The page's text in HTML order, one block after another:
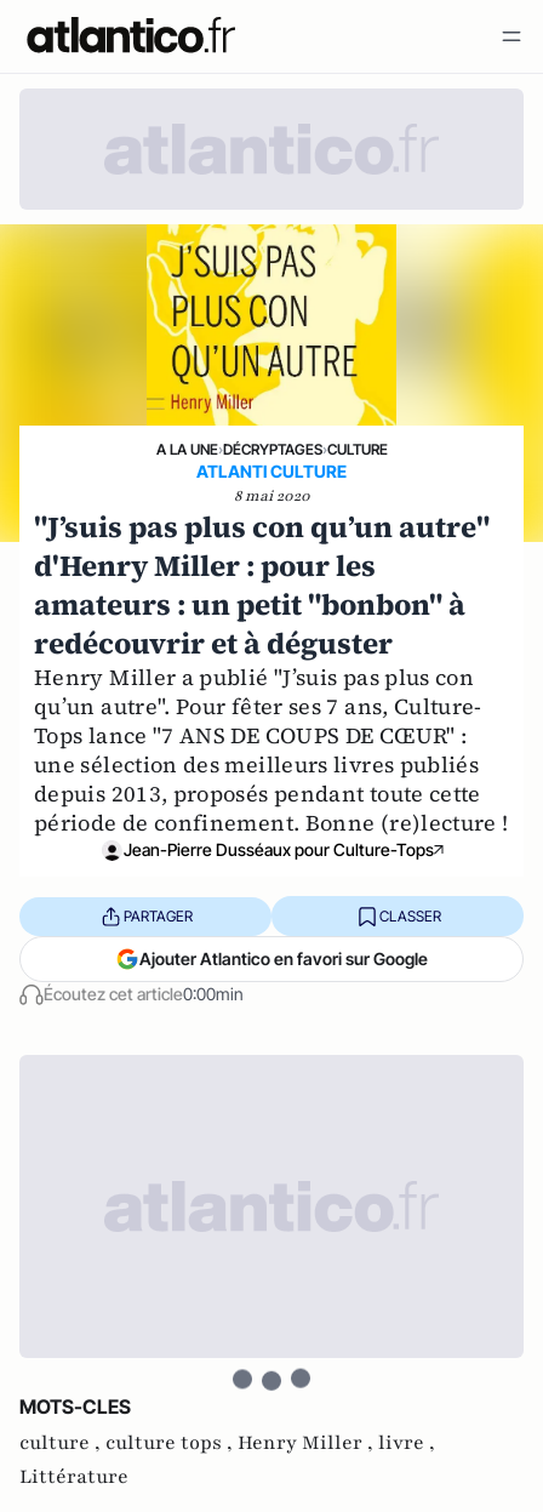
A LA UNE›DÉCRYPTAGES›CULTURE
ATLANTI CULTURE
8 mai 2020
"J’suis pas plus con qu’un autre"
d'Henry Miller : pour les
amateurs : un petit "bonbon" à
redécouvrir et à déguster
Henry Miller a publié "J’suis pas plus con
qu’un autre". Pour fêter ses 7 ans, Culture-
Tops lance "7 ANS DE COUPS DE CŒUR" :
une sélection des meilleurs livres publiés
depuis 2013, proposés pendant toute cette
période de confinement. Bonne (re)lecture !
Jean-Pierre Dusséaux pour Culture-Tops
Écoutez cet article0:00min
PARTAGER CLASSER
Ajouter Atlantico en favori sur Google
MOTS-CLES
culture , culture tops , Henry Miller , livre ,
Littérature